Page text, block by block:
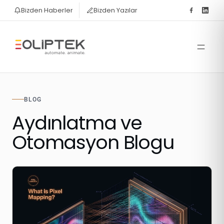
Bizden Haberler Bizden Yazılar
BLOG
Aydınlatma ve
Otomasyon Blogu